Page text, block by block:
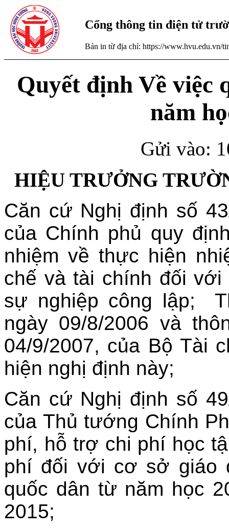
Cổng thông tin điện tử
Bản in từ địa chỉ: https://www.hvu.edu.vn/
Quyết định Về việc
năm
Gửi vào:
HIỆU TRƯỞNG
Căn cứ Nghị định số
của Chính phủ quy
nhiệm về thực hiện
chế và tài chính đối
sự nghiệp công lập;
ngày 09/8/2006 và
04/9/2007, của Bộ Tài
hiện nghị định này;
Căn cứ Nghị định số
của Thủ tướng Chính
phí, hỗ trợ chi phí học
phí đối với cơ sở giáo
quốc dân từ năm học
2015;